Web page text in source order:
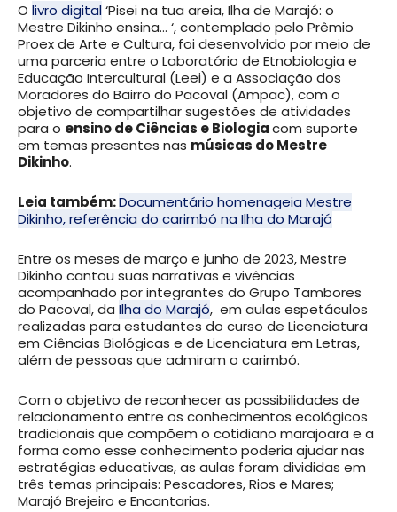
O livro digital‘Pisei na tua areia, Ilha de Marajó: o
Mestre Dikinho ensina… ‘, contemplado pelo Prêmio
Proex de Arte e Cultura, foi desenvolvido por meio de
uma parceria entre o Laboratório de Etnobiologia e
Educação Intercultural (Leei) e a Associação dos
Moradores do Bairro do Pacoval (Ampac), com o
objetivo de compartilhar sugestões de atividades
para o ensino de Ciências e Biologiacom suporte
em temas presentes nas músicas do Mestre
Dikinho.
Leia também:Documentário homenageia Mestre
Dikinho, referência do carimbó na Ilha do Marajó
Entre os meses de março e junho de 2023, Mestre
Dikinho cantou suas narrativas e vivências
acompanhado por integrantes do Grupo Tambores
do Pacoval, da Ilha do Marajó, em aulas espetáculos
realizadas para estudantes do curso de Licenciatura
em Ciências Biológicas e de Licenciatura em Letras,
além de pessoas que admiram o carimbó.
Com o objetivo de reconhecer as possibilidades de
relacionamento entre os conhecimentos ecológicos
tradicionais que compõem o cotidiano marajoara e a
forma como esse conhecimento poderia ajudar nas
estratégias educativas, as aulas foram divididas em
três temas principais: Pescadores, Rios e Mares;
Marajó Brejeiro e Encantarias.